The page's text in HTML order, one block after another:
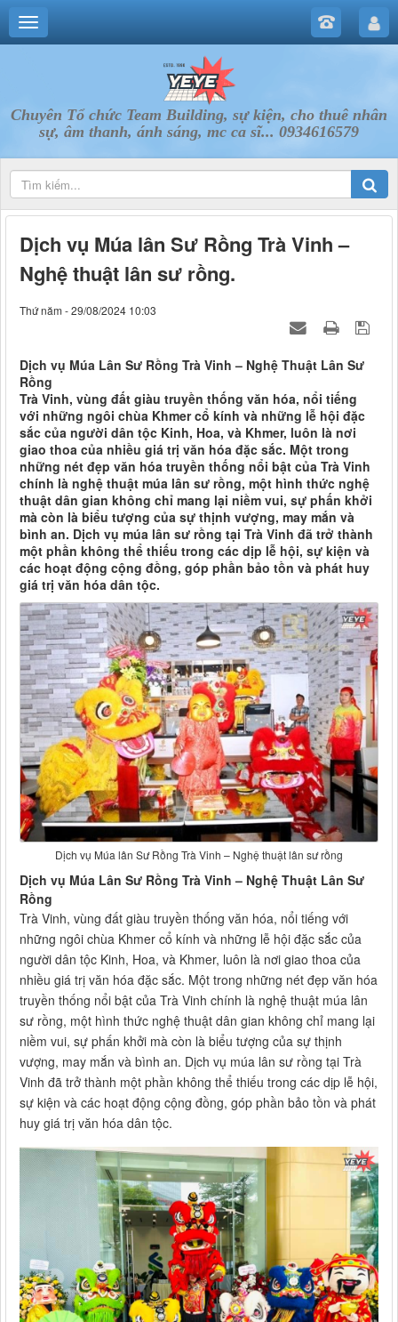
Chuyên Tổ chức Team Building, sự kiện, cho thuê nhân
sự, âm thanh, ánh sáng, mc ca sĩ... 0934616579
Dịch vụ Múa lân Sư Rồng Trà Vinh –
Nghệ thuật lân sư rồng.
Thứ năm - 29/08/2024 10:03
Dịch vụ Múa Lân Sư Rồng Trà Vinh – Nghệ Thuật Lân Sư
Rồng
Trà Vinh, vùng đất giàu truyền thống văn hóa, nổi tiếng
với những ngôi chùa Khmer cổ kính và những lễ hội đặc
sắc của người dân tộc Kinh, Hoa, và Khmer, luôn là nơi
giao thoa của nhiều giá trị văn hóa đặc sắc. Một trong
những nét đẹp văn hóa truyền thống nổi bật của Trà Vinh
chính là nghệ thuật múa lân sư rồng, một hình thức nghệ
thuật dân gian không chỉ mang lại niềm vui, sự phấn khởi
mà còn là biểu tượng của sự thịnh vượng, may mắn và
bình an. Dịch vụ múa lân sư rồng tại Trà Vinh đã trở thành
một phần không thể thiếu trong các dịp lễ hội, sự kiện và
các hoạt động cộng đồng, góp phần bảo tồn và phát huy
giá trị văn hóa dân tộc.
Dịch vụ Múa lân Sư Rồng Trà Vinh – Nghệ thuật lân sư rồng
Dịch vụ Múa Lân Sư Rồng Trà Vinh – Nghệ Thuật Lân Sư
Rồng
Trà Vinh, vùng đất giàu truyền thống văn hóa, nổi tiếng với
những ngôi chùa Khmer cổ kính và những lễ hội đặc sắc của
người dân tộc Kinh, Hoa, và Khmer, luôn là nơi giao thoa của
nhiều giá trị văn hóa đặc sắc. Một trong những nét đẹp văn hóa
truyền thống nổi bật của Trà Vinh chính là nghệ thuật múa lân
sư rồng, một hình thức nghệ thuật dân gian không chỉ mang lại
niềm vui, sự phấn khởi mà còn là biểu tượng của sự thịnh
vượng, may mắn và bình an. Dịch vụ múa lân sư rồng tại Trà
Vinh đã trở thành một phần không thể thiếu trong các dịp lễ hội,
sự kiện và các hoạt động cộng đồng, góp phần bảo tồn và phát
huy giá trị văn hóa dân tộc.